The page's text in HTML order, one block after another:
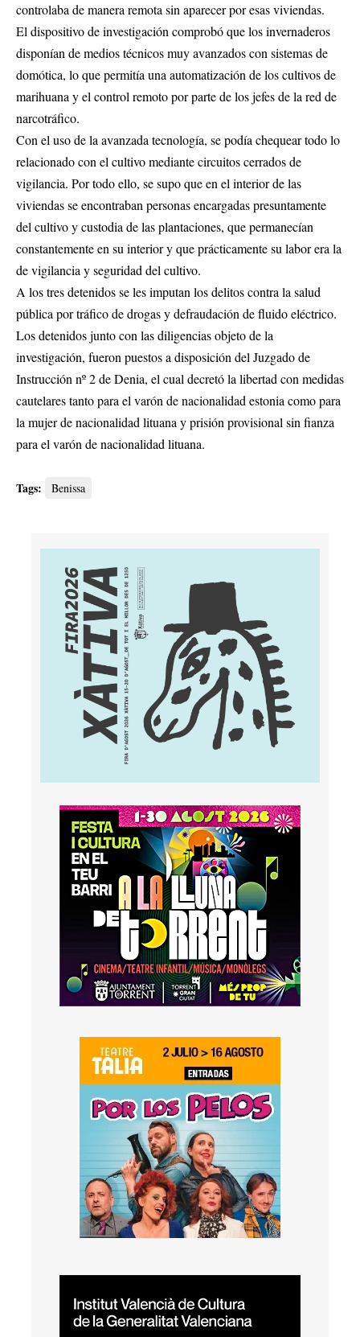
controlaba de manera remota sin aparecer por esas viviendas.
El dispositivo de investigación comprobó que los invernaderos
disponían de medios técnicos muy avanzados con sistemas de
domótica, lo que permitía una automatización de los cultivos de
marihuana y el control remoto por parte de los jefes de la red de
narcotráfico.
Con el uso de la avanzada tecnología, se podía chequear todo lo
relacionado con el cultivo mediante circuitos cerrados de
vigilancia. Por todo ello, se supo que en el interior de las
viviendas se encontraban personas encargadas presuntamente
del cultivo y custodia de las plantaciones, que permanecían
constantemente en su interior y que prácticamente su labor era la
de vigilancia y seguridad del cultivo.
A los tres detenidos se les imputan los delitos contra la salud
pública por tráfico de drogas y defraudación de fluido eléctrico.
Los detenidos junto con las diligencias objeto de la
investigación, fueron puestos a disposición del Juzgado de
Instrucción nº 2 de Denia, el cual decretó la libertad con medidas
cautelares tanto para el varón de nacionalidad estonia como para
la mujer de nacionalidad lituana y prisión provisional sin fianza
para el varón de nacionalidad lituana.
Tags: Benissa